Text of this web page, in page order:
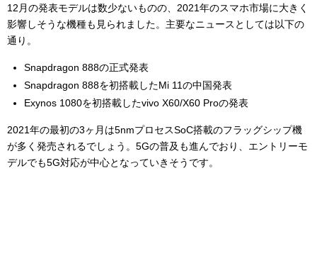
12月の発表モデルは数少ないものの、2021年のスマホ市場に大きく
影響しそうな機種も見られました。主要なニュースとしては以下の
通り。
Snapdragon 888の正式発表
Snapdragon 888を初搭載したMi 11の中国発表
Exynos 1080を初搭載したvivo X60/X60 Proの発表
2021年の最初の3ヶ月は5nmプロセスSoC搭載のフラッグシップ機
が多く発売されるでしょう。5Gの普及も進んでおり、エントリーモ
デルでも5G対応が中心となっていきそうです。